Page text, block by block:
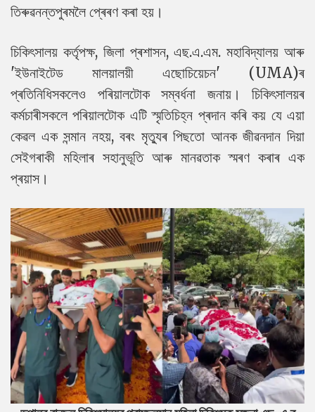
তিৰুৱনন্তপুৰমলৈ প্ৰেৰণ কৰা হয়।
চিকিৎসালয় কৰ্তৃপক্ষ, জিলা প্ৰশাসন, এছ.এ.এম. মহাবিদ্যালয় আৰু
'ইউনাইটেড মালয়ালয়ী এছোচিয়েচন' (UMA)ৰ
প্ৰতিনিধিসকলেও পৰিয়ালটোক সম্বৰ্ধনা জনায়। চিকিৎসালয়ৰ
কৰ্মচাৰীসকলে পৰিয়ালটোক এটি স্মৃতিচিহ্ন প্ৰদান কৰি কয় যে এয়া
কেৱল এক সন্মান নহয়, বৰং মৃত্যুৰ পিছতো আনক জীৱনদান দিয়া
সেইগৰাকী মহিলাৰ সহানুভূতি আৰু মানৱতাক স্মৰণ কৰাৰ এক
প্ৰয়াস।